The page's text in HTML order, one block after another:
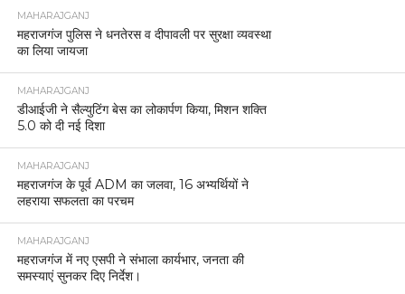
MAHARAJGANJ
महराजगंज पुलिस ने धनतेरस व दीपावली पर सुरक्षा व्यवस्था
का लिया जायजा
MAHARAJGANJ
डीआईजी ने सैल्युटिंग बेस का लोकार्पण किया, मिशन शक्ति
5.0 को दी नई दिशा
MAHARAJGANJ
महराजगंज के पूर्व ADM का जलवा, 16 अभ्यर्थियों ने
लहराया सफलता का परचम
MAHARAJGANJ
महराजगंज में नए एसपी ने संभाला कार्यभार, जनता की
समस्याएं सुनकर दिए निर्देश।